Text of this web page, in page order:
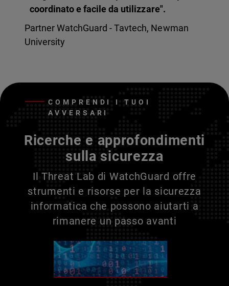
coordinato e facile da utilizzare".
Partner WatchGuard - Tavtech, Newman
University
COMPRENDI I TUOI
AVVERSARI
Ricerche e approfondimenti
sulla sicurezza
Il Threat Lab di WatchGuard offre
strumenti e risorse per la sicurezza
informatica che possono aiutarti a
rimanere un passo avanti